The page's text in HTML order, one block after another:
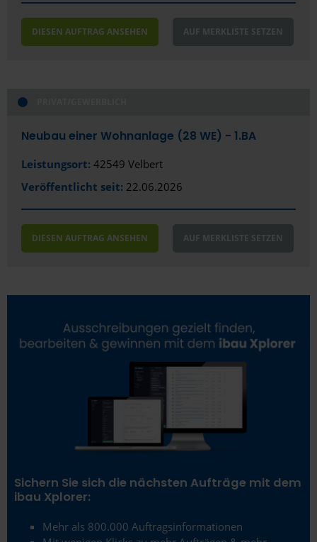
DIESEN AUFTRAG ANSEHEN AUF MERKLISTE SETZEN
Neubau einer Wohnanlage (28 WE) - 1.BA
Leistungsort: 42549 Velbert
Veröffentlicht seit: 22.06.2026
DIESEN AUFTRAG ANSEHEN AUF MERKLISTE SETZEN
Sichern Sie sich die nächsten Aufträge mit dem
ibau Xplorer:
Mehr als 800.000 Auftragsinformationen